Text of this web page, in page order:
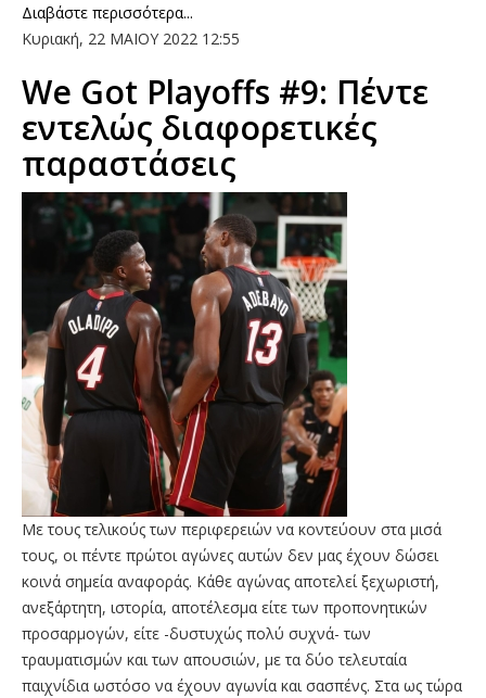
Διαβάστε περισσότερα...
Κυριακή, 22 ΜΑΙΟΥ 2022 12:55
We Got Playoffs #9: Πέντε
εντελώς διαφορετικές
παραστάσεις
Με τους τελικούς των περιφερειών να κοντεύουν στα μισά
τους, οι πέντε πρώτοι αγώνες αυτών δεν μας έχουν δώσει
κοινά σημεία αναφοράς. Κάθε αγώνας αποτελεί ξεχωριστή,
ανεξάρτητη, ιστορία, αποτέλεσμα είτε των προπονητικών
προσαρμογών, είτε -δυστυχώς πολύ συχνά- των
τραυματισμών και των απουσιών, με τα δύο τελευταία
παιχνίδια ωστόσο να έχουν αγωνία και σασπένς. Στα ως τώρα